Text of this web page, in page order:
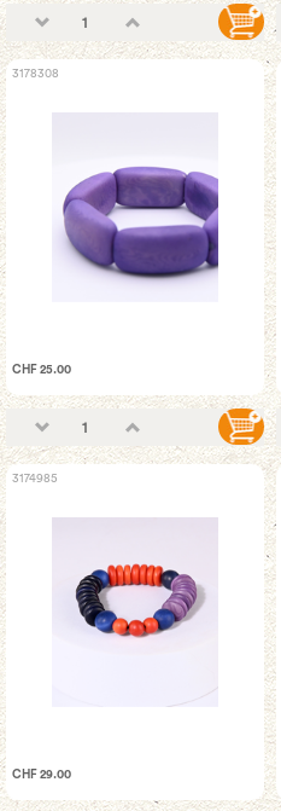
3178308
CHF 25.00
3174985
CHF 29.00